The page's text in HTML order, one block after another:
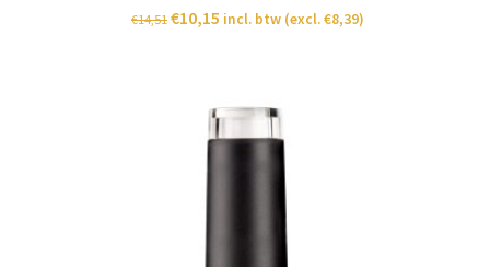
€14,51 €10,15 incl. btw (excl.€8,39)